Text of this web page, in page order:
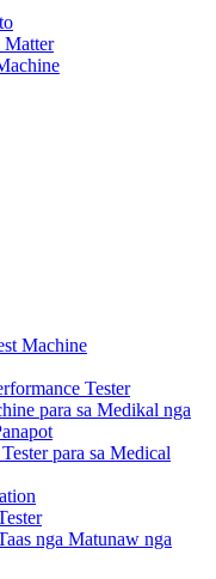
Matter
Machine
Tester
para sa Medikal nga
para sa Medical
nga Matunaw nga